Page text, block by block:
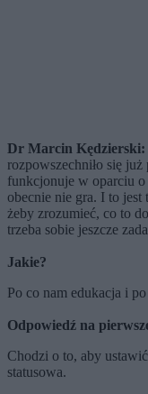
Dr Marcin Kędzierski:
rozpowszechniło się
funkcjonuje w oparciu
obecnie nie gra. I to jest
żeby zrozumieć, co to
trzeba sobie jeszcze
Jakie?
Po co nam edukacja i po
Odpowiedź na
Chodzi o to, aby
statusowa.